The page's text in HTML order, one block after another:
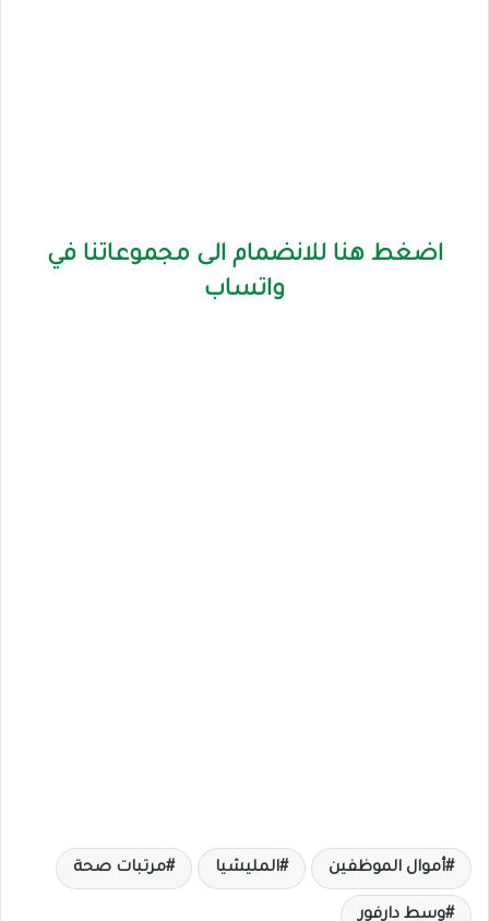
اضغط هنا للانضمام الى مجموعاتنا في
واتساب
أموال الموظفين المليشيا مرتبات صحة
وسط دارفور